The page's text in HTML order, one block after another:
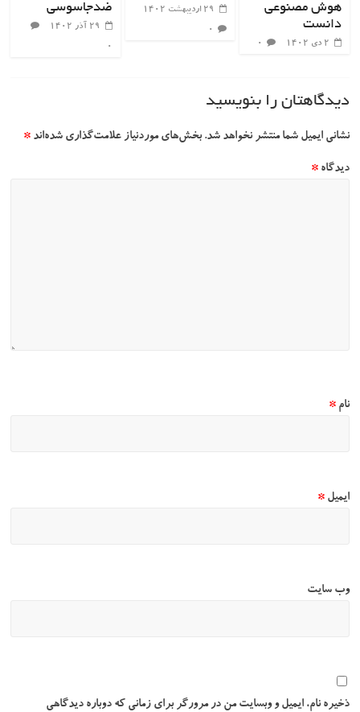
هوش مصنوعی
دانست
۲ دی ۱۴۰۲ ۰
۲۹ اردیبهشت ۱۴۰۲
۰
ضدجاسوسی
۲۹ آذر ۱۴۰۲
۰
دیدگاهتان را بنویسید
نشانی ایمیل شما منتشر نخواهد شد. بخش‌های موردنیاز علامت‌گذاری شده‌اند*
دیدگاه*
نام*
ایمیل*
وب‌ سایت
ذخیره نام، ایمیل و وبسایت من در مرورگر برای زمانی که دوباره دیدگاهی